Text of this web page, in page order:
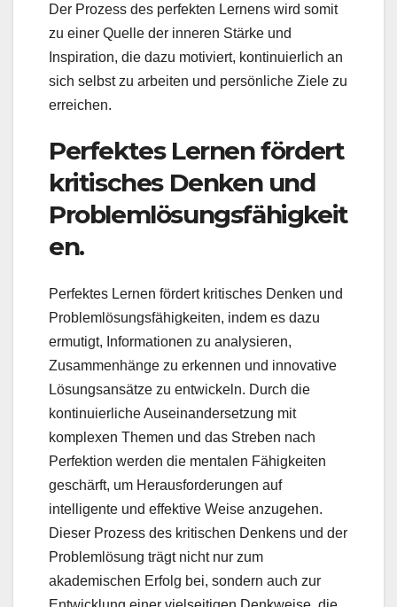
Der Prozess des perfekten Lernens wird somit
zu einer Quelle der inneren Stärke und
Inspiration, die dazu motiviert, kontinuierlich an
sich selbst zu arbeiten und persönliche Ziele zu
erreichen.
Perfektes Lernen fördert
kritisches Denken und
Problemlösungsfähigkeit
en.
Perfektes Lernen fördert kritisches Denken und
Problemlösungsfähigkeiten, indem es dazu
ermutigt, Informationen zu analysieren,
Zusammenhänge zu erkennen und innovative
Lösungsansätze zu entwickeln. Durch die
kontinuierliche Auseinandersetzung mit
komplexen Themen und das Streben nach
Perfektion werden die mentalen Fähigkeiten
geschärft, um Herausforderungen auf
intelligente und effektive Weise anzugehen.
Dieser Prozess des kritischen Denkens und der
Problemlösung trägt nicht nur zum
akademischen Erfolg bei, sondern auch zur